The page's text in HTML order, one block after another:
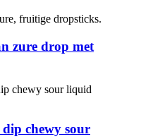
zure drop met
chewy sour